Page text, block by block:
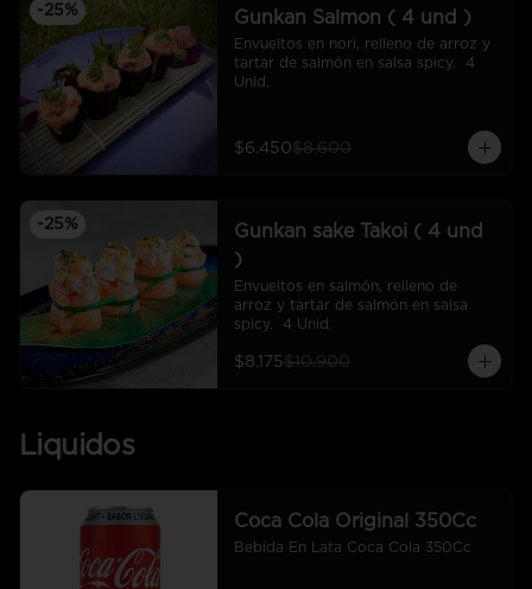
-25% Gunkan Salmon ( 4 und )
Envueltos en nori, relleno de arroz y
tartar de salmón en salsa spicy.  4
Unid.
$6.450$8.600
-25%
Gunkan sake Takoi ( 4 und
)
Envueltos en salmón, relleno de
arroz y tartar de salmón en salsa
spicy.  4 Unid.
$8.175$10.900
Liquidos
Coca Cola Original 350Cc
Bebida En Lata Coca Cola 350Cc